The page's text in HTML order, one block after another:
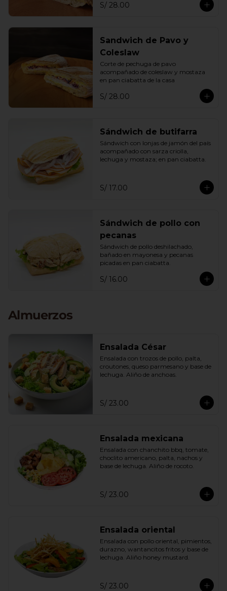
S/ 28.00
Sandwich de Pavo y
Coleslaw
Corte de pechuga de pavo
acompañado de coleslaw y mostaza
en pan ciabatta de la casa
S/ 28.00
Sándwich de butifarra
Sándwich con lonjas de jamón del país
acompañado con sarza criolla,
lechuga y mostaza; en pan ciabatta.
S/ 17.00
Sándwich de pollo con
pecanas
Sándwich de pollo deshilachado,
bañado en mayonesa y pecanas
picadas en pan ciabatta.
S/ 16.00
Almuerzos
Ensalada César
Ensalada con trozos de pollo, palta,
croutones, queso parmesano y base de
lechuga. Aliño de anchoas.
S/ 23.00
Ensalada mexicana
Ensalada con chanchito bbq, tomate,
choclito americano, palta, nachos y
base de lechuga. Aliño de rocoto.
S/ 23.00
Ensalada oriental
Ensalada con pollo oriental, pimientos,
durazno, wantancitos fritos y base de
lechuga. Aliño honey mustard.
S/ 23.00